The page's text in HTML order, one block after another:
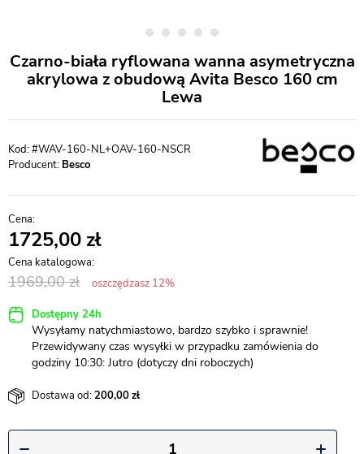
Czarno-biała ryflowana wanna asymetryczna
akrylowa z obudową Avita Besco 160 cm
Lewa
#WAV-160-NL+OAV-160-NSCR
Producent: Besco
1725,00
1969,00 oszczędzasz 12%
Dostępny 24h
Wysyłamy natychmiastowo, bardzo szybko i sprawnie!
Przewidywany czas wysyłki w przypadku zamówienia do
godziny 10:30: Jutro (dotyczy dni roboczych)
Dostawa od:200,00